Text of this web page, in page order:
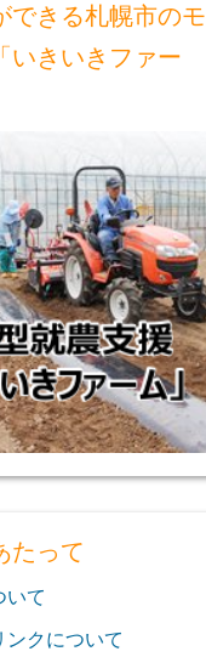
できる札幌市のモ
いきいきファー
たって
いて
ンクについて